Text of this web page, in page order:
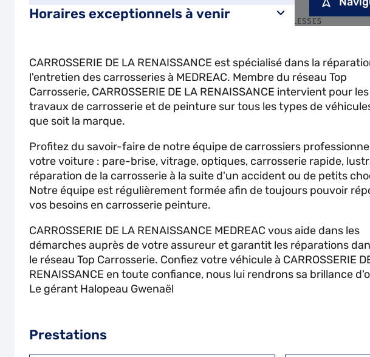
Horaires exceptionnels à venir
CARROSSERIE DE LA RENAISSANCE est spécialisé dans la
l'entretien des carrosseries à MEDREAC. Membre du réseau Top
Carrosserie, CARROSSERIE DE LA RENAISSANCE intervient pour les
travaux de carrosserie et de peinture sur tous les types de
que soit la marque.
Profitez du savoir-faire de notre équipe de carrossiers
votre voiture : pare-brise, vitrage, optiques, carrosserie rapide,
réparation de la carrosserie à la suite d'un accident ou de petits
Notre équipe est régulièrement formée afin de toujours pouvoir
vos besoins en carrosserie peinture.
CARROSSERIE DE LA RENAISSANCE MEDREAC vous aide dans les
démarches auprès de votre assureur et garantit les réparations
le réseau Top Carrosserie. Confiez votre véhicule à CARROSSERIE
RENAISSANCE en toute confiance, nous lui rendrons sa brillance
Le gérant Halopeau Gwenaël
Prestations